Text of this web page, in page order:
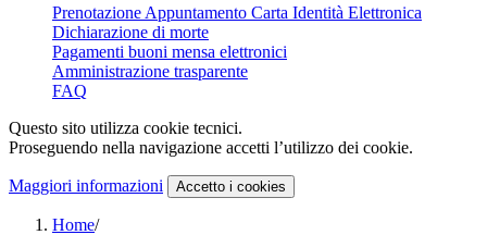
Prenotazione Appuntamento Carta Identità Elettronica
Dichiarazione di morte
Pagamenti buoni mensa elettronici
Amministrazione trasparente
FAQ
Questo sito utilizza cookie tecnici.
Proseguendo nella navigazione accetti l’utilizzo dei cookie.
Maggiori informazioni Accetto i cookies
Home/